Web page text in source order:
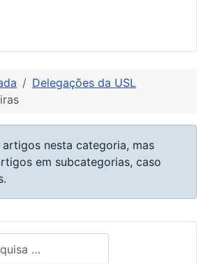
Delegações da USL
nesta categoria, mas
em subcategorias, caso